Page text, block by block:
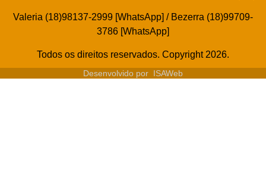
Valeria (18)98137-2999 [WhatsApp] / Bezerra (18)99709-
3786 [WhatsApp]
Todos os direitos reservados. Copyright 2026.
Desenvolvido por ISAWeb